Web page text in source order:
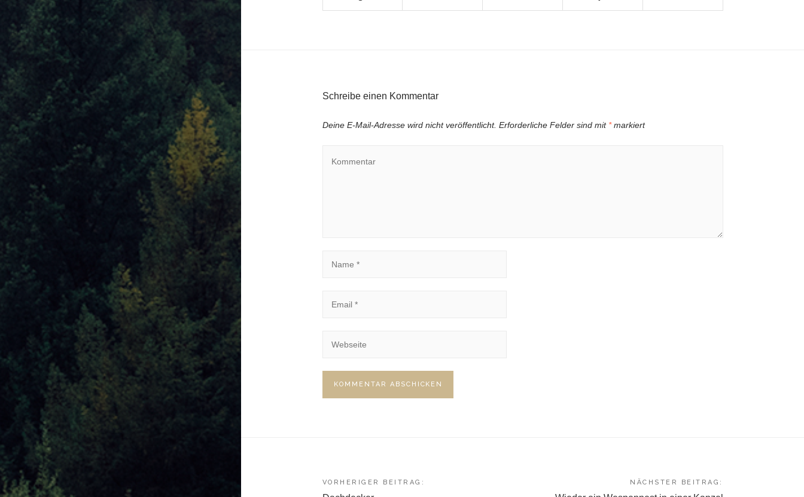
Schreibe einen Kommentar
Deine E-Mail-Adresse wird nicht veröffentlicht. Erforderliche Felder sind mit *markiert
Beitragsnavigation
VORHERIGER BEITRAG: NÄCHSTER BEITRAG: